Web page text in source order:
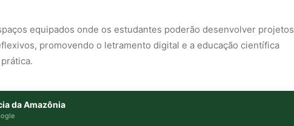
equipados onde os estudantes poderão desenvolver projetos
promovendo o letramento digital e a educação científica
da Amazônia